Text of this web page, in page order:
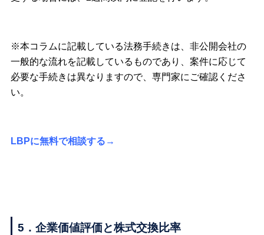
※本コラムに記載している法務手続きは、非公開会社の
一般的な流れを記載しているものであり、案件に応じて
必要な手続きは異なりますので、専門家にご確認くださ
い。
LBPに無料で相談する→
5．企業価値評価と株式交換比率